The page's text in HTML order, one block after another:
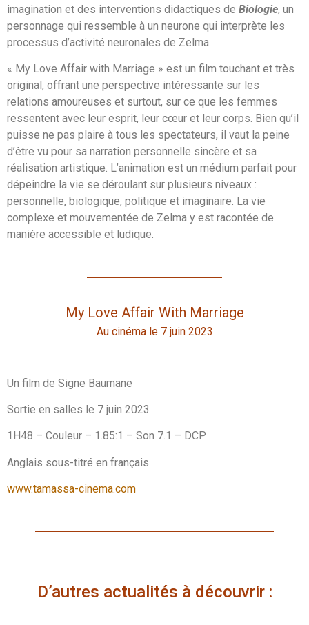
imagination et des interventions didactiques de Biologie, un
personnage qui ressemble à un neurone qui interprète les
processus d’activité neuronales de Zelma.
« My Love Affair with Marriage » est un film touchant et très
original, offrant une perspective intéressante sur les
relations amoureuses et surtout, sur ce que les femmes
ressentent avec leur esprit, leur cœur et leur corps. Bien qu’il
puisse ne pas plaire à tous les spectateurs, il vaut la peine
d’être vu pour sa narration personnelle sincère et sa
réalisation artistique. L’animation est un médium parfait pour
dépeindre la vie se déroulant sur plusieurs niveaux :
personnelle, biologique, politique et imaginaire. La vie
complexe et mouvementée de Zelma y est racontée de
manière accessible et ludique.
My Love Affair With Marriage
Au cinéma le 7 juin 2023
Un film de Signe Baumane
Sortie en salles le 7 juin 2023
1H48 – Couleur – 1.85:1 – Son 7.1 – DCP
Anglais sous-titré en français
www.tamassa-cinema.com
D’autres actualités à découvrir :